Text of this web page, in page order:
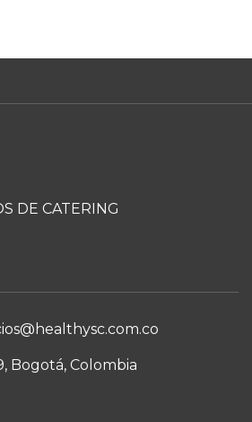
DE CATERING
Bogotá, Colombia